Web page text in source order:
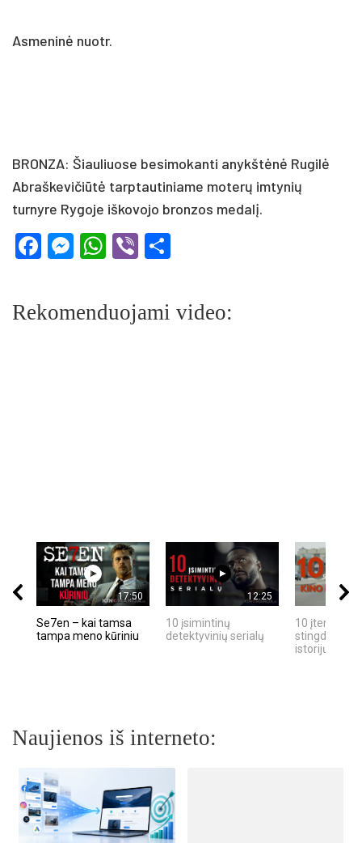
Asmeninė nuotr.
BRONZA: Šiauliuose besimokanti anykštėnė Rugilė
Abraškevičiūtė tarptautiniame moterų imtynių
turnyre Rygoje iškovojo bronzos medalį.
Facebook
Messenger
WhatsApp
Viber
Rekomenduojami video:
17:50
Se7en – kai tamsa
tampa meno kūriniu
12:25
10 įsimintinų
detektyvinių serialų
10 įtemptų,
stingdančių
istorijų
Naujienos iš interneto: